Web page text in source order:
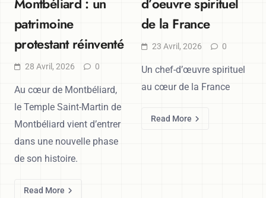
patrimoine
protestant réinventé
28 Avril, 2026 0
Au cœur de Montbéliard,
le Temple Saint-Martin de
Montbéliard vient d’entrer
dans une nouvelle phase
de son histoire.
Read More
de la France
23 Avril, 2026 0
Un chef-d’œuvre spirituel
au cœur de la France
Read More